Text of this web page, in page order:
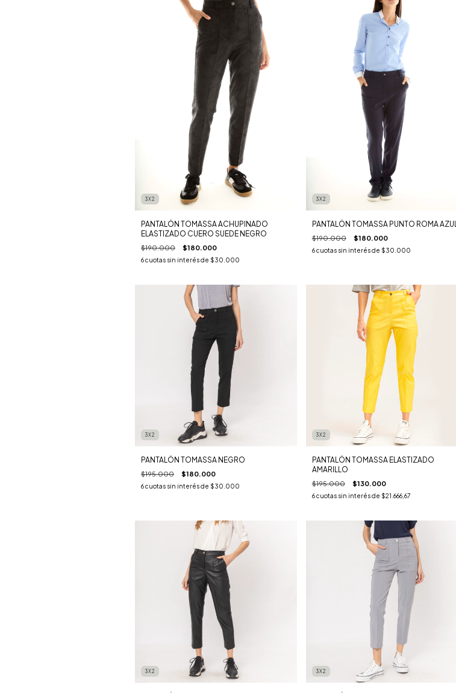
3X2
PANTALÓN TOMASSA ACHUPINADO
ELASTIZADO CUERO SUEDE NEGRO
$190.000 $180.000
6cuotas sin interés de $30.000
3X2
PANTALÓN TOMASSA PUNTO ROMA AZUL
$190.000 $180.000
6cuotas sin interés de $30.000
3X2
PANTALÓN TOMASSA NEGRO
$195.000 $180.000
6cuotas sin interés de $30.000
3X2
PANTALÓN TOMASSA ELASTIZADO
AMARILLO
$195.000 $130.000
6cuotas sin interés de $21.666,67
3X2 3X2